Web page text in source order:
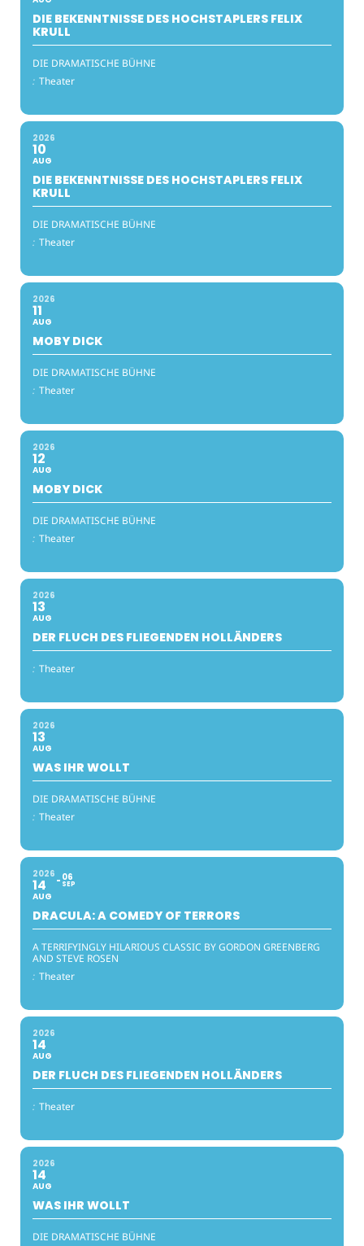
DIE BEKENNTNISSE DES HOCHSTAPLERS FELIX
KRULL
DIE DRAMATISCHE BÜHNE
: Theater
2026
10
AUG
DIE BEKENNTNISSE DES HOCHSTAPLERS FELIX
KRULL
DIE DRAMATISCHE BÜHNE
: Theater
2026
11
AUG
MOBY DICK
DIE DRAMATISCHE BÜHNE
: Theater
2026
12
AUG
MOBY DICK
DIE DRAMATISCHE BÜHNE
: Theater
2026
13
AUG
DER FLUCH DES FLIEGENDEN HOLLÄNDERS
: Theater
2026
13
AUG
WAS IHR WOLLT
DIE DRAMATISCHE BÜHNE
: Theater
2026
14
AUG
06
SEP
DRACULA: A COMEDY OF TERRORS
A TERRIFYINGLY HILARIOUS CLASSIC BY GORDON GREENBERG
AND STEVE ROSEN
: Theater
2026
14
AUG
DER FLUCH DES FLIEGENDEN HOLLÄNDERS
: Theater
2026
14
AUG
WAS IHR WOLLT
DIE DRAMATISCHE BÜHNE